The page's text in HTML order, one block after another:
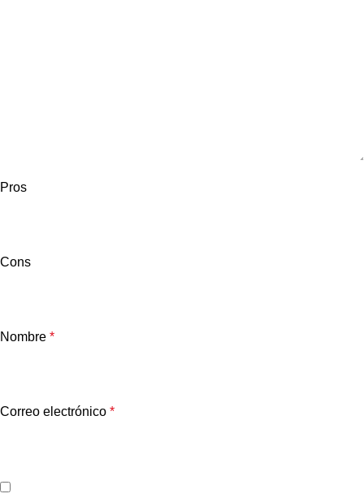
Pros
Cons
Nombre *
Correo electrónico *